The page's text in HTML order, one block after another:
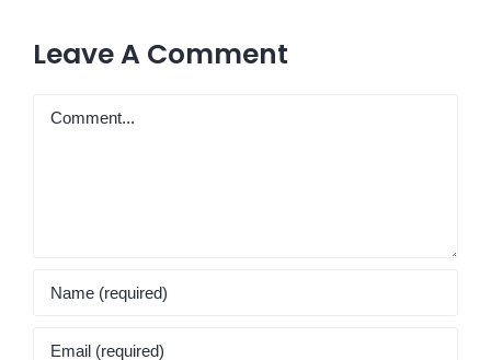
Leave A Comment
Comment